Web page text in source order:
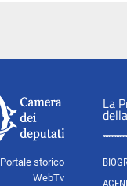
Portale storico
WebTv
La